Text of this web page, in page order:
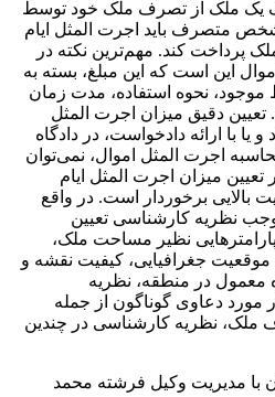
یک ملک از تصرف ملک خود توسط
متصرف باید اجرت المثل ایام
پرداخت کند. مهم‌ترین نکته در
این است که این مبلغ، بسته به
نحوه استفاده، مدت زمان
دقیق میزان اجرت المثل
با ارائه دادخواست، در دادگاه
اجرت المثل اموال، نمی‌توان
میزان اجرت المثل ایام
برخوردار است. در واقع
نظریه کارشناسی تعیین
نظیر مساحت ملک،
جغرافیایی، کیفیت نقشه و
معمول در منطقه، نظریه
مورد دعاوی گوناگون از جمله
ملک، نظریه کارشناسی در چندین